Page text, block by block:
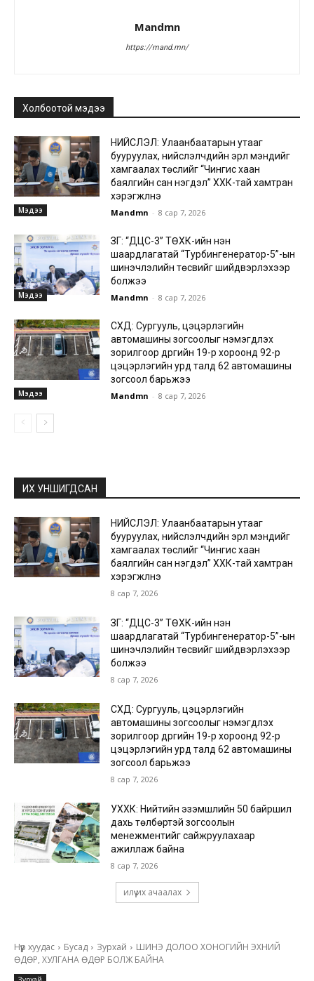
Mandmn
https://mand.mn/
Холбоотой мэдээ
Мэдээ
НИЙСЛЭЛ: Улаанбаатарын утааг
бууруулах, нийслэлчүүдийн эрүүл мэндийг
хамгаалах төслийг “Чингис хаан
баялгийн сан нэгдэл” ХХК-тай хамтран
хэрэгжүүлнэ
Mandmn - 8 сар 7, 2026
Мэдээ
ЗГ: “ДЦС-3” ТӨХК-ийн нэн
шаардлагатай “Турбингенератор-5”-ын
шинэчлэлийн төсвийг шийдвэрлэхээр
болжээ
Mandmn - 8 сар 7, 2026
Мэдээ
СХД: Сургууль, цэцэрлэгийн
автомашины зогсоолыг нэмэгдүүлэх
зорилгоор дүүргийн 19-р хороонд 92-р
цэцэрлэгийн урд талд 62 автомашины
зогсоол барьжээ
Mandmn - 8 сар 7, 2026
ИХ УНШИГДСАН
НИЙСЛЭЛ: Улаанбаатарын утааг
бууруулах, нийслэлчүүдийн эрүүл мэндийг
хамгаалах төслийг “Чингис хаан
баялгийн сан нэгдэл” ХХК-тай хамтран
хэрэгжүүлнэ
8 сар 7, 2026
ЗГ: “ДЦС-3” ТӨХК-ийн нэн
шаардлагатай “Турбингенератор-5”-ын
шинэчлэлийн төсвийг шийдвэрлэхээр
болжээ
8 сар 7, 2026
СХД: Сургууль, цэцэрлэгийн
автомашины зогсоолыг нэмэгдүүлэх
зорилгоор дүүргийн 19-р хороонд 92-р
цэцэрлэгийн урд талд 62 автомашины
зогсоол барьжээ
8 сар 7, 2026
УХХК: Нийтийн эзэмшлийн 50 байршил
дахь төлбөртэй зогсоолын
менежментийг сайжруулахаар
ажиллаж байна
8 сар 7, 2026
илүү их ачаалах